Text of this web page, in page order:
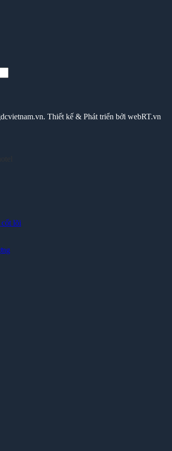
Thiết kế & Phát triển bởi webRT.vn
cốt lõi